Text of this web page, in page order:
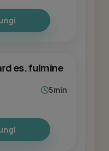
es. fulmine
5min